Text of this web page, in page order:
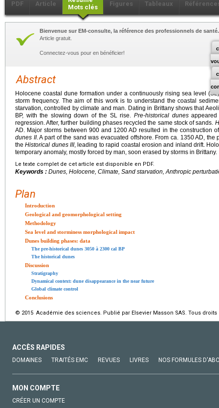
PDF Article
Mots clés
Figures Tableaux
Bienvenue sur EM-consulte, la référence des professionnels de santé.
Article gratuit.
Connectez-vous pour en bénéficier!
Abstract
Holocene coastal dune formation under a continuously rising sea level
storm frequency. The aim of this work is to understand the coastal
starvation, controlled by climate and man. Dating in Brittany shows that
BP, with the slowing down of the SL rise. Pre-historical dunesappeared
regression. After, further building phases recycled the same stock of sands.
AD. Major storms between 900 and 1200 AD resulted in the construction
dunes II. A part of the sand was evacuated offshore. From ca. 1350 AD,
theHistorical dunes III, leading to rapid coastal erosion and inland drift.
temporary anomaly, mostly forced by man, soon erased by storms in Brittany.
Le texte complet de cet article est disponible en PDF.
Keywords : Dunes, Holocene, Climate, Sand starvation, Anthropic
Plan
Introduction
Geological and geomorphological setting
Methodology
Sea level and storminess morphological impact
Dunes building phases: data
The pre-historical dunes 3050 à 2300 cal BP
The historical dunes
Discussion
Stratigraphy
Dynamical context: dune disappearance in the near future
Global climate control
Conclusions
© 2015 Académie des sciences. Publié par Elsevier Masson SAS. Tous droits
ACCÈS RAPIDES
DOMAINES TRAITÉS EMC REVUES LIVRES NOS FORMULES
MON COMPTE
CRÉER UN COMPTE